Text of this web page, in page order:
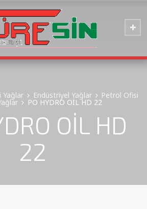
Yağlar Endüstriyel Yağlar Petrol Ofisi
PO HYDRO OİL HD 22
OİL HD
22